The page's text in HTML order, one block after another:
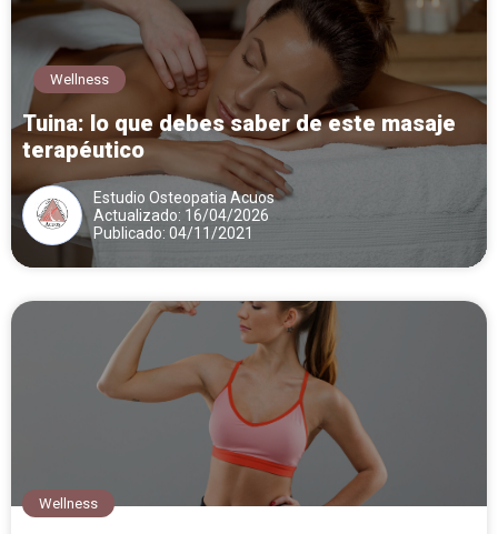
Wellness
Tuina: lo que debes saber de este masaje
terapéutico
Estudio Osteopatia Acuos
Actualizado: 16/04/2026
Publicado: 04/11/2021
Wellness